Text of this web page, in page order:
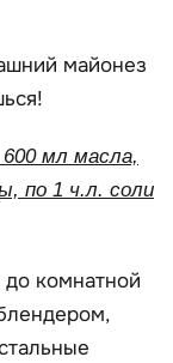
майонез
мл масла,
по 1 ч.л. соли
комнатной